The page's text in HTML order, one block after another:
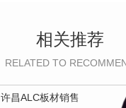
相关推荐
RELATED TO
许昌ALC板材销售